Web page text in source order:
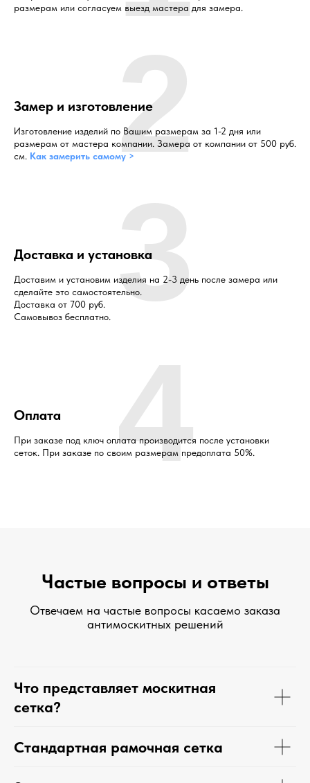
размерам или согласуем выезд мастера для замера.
Замер и изготовление
Изготовление изделий по Вашим размерам за 1-2 дня или
размерам от мастера компании. Замера от компании от 500 руб.
см. Как замерить самому >2
Доставка и установка
Доставим и установим изделия на 2-3 день после замера или
сделайте это самостоятельно.
Доставка от 700 руб.
Самовывоз бесплатно. 3
Оплата
При заказе под ключ оплата производится после установки
сеток. При заказе по своим размерам предоплата 50%.
4
Частые вопросы и ответы
Отвечаем на частые вопросы касаемо заказа
антимоскитных решений
Что представляет москитная
сетка?
Стандартная рамочная сетка